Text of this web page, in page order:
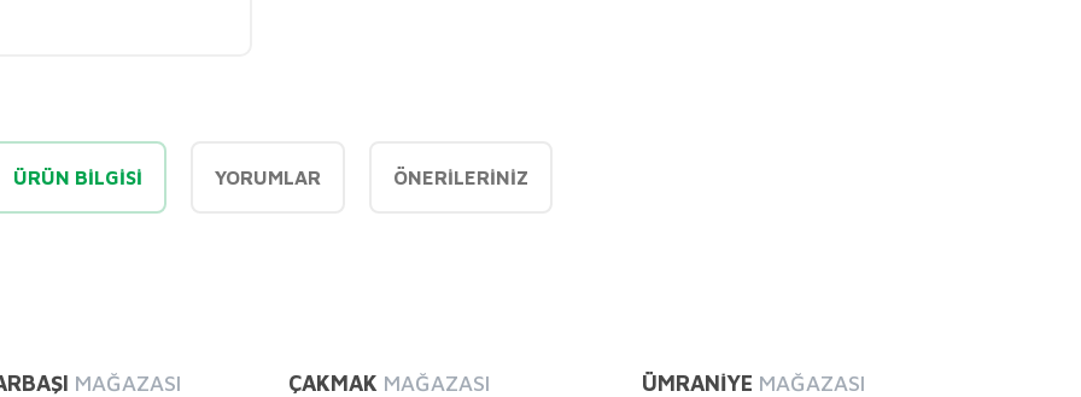
ÜRÜN BILGISI YORUMLAR ÖNERILERINIZ
MAĞAZASI ÇAKMAK MAĞAZASI ÜMRANİYE MAĞAZASI